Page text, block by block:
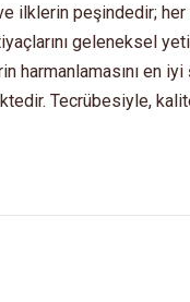
ilklerin peşindedir; her
geleneksel
harmanlamasını en
Tecrübesiyle,